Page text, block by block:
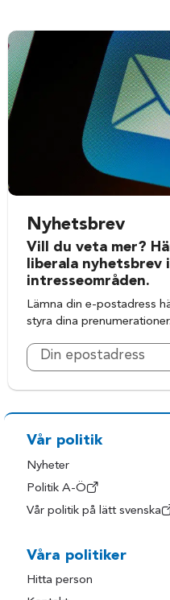
Nyhetsbrev
Vill du veta mer?
liberala nyhetsbrev
intresseområden.
Lämna din e-postadress
styra dina prenumerationer.
Vår politik
Nyheter
Politik A-Ö
Vår politik på lätt svenska
Våra politiker
Hitta person